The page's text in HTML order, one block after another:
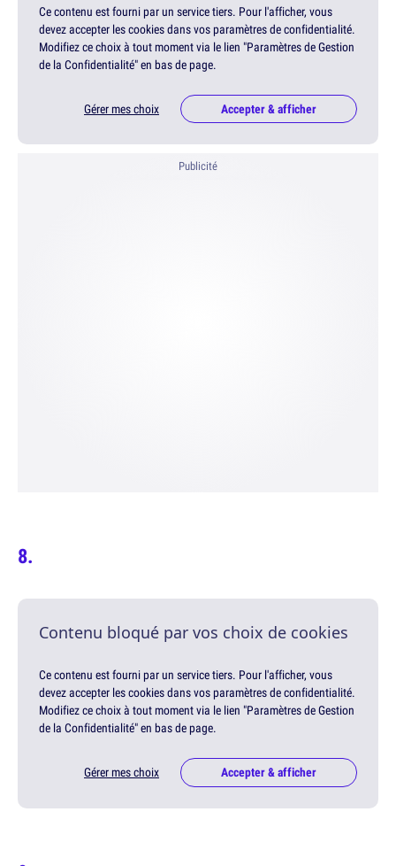
Ce contenu est fourni par un service tiers. Pour l'afficher, vous
devez accepter les cookies dans vos paramètres de confidentialité.
Modifiez ce choix à tout moment via le lien "Paramètres de Gestion
de la Confidentialité" en bas de page.
Gérer mes choix Accepter & afficher
Publicité
Contenu bloqué par vos choix de cookies
Ce contenu est fourni par un service tiers. Pour l'afficher, vous
devez accepter les cookies dans vos paramètres de confidentialité.
Modifiez ce choix à tout moment via le lien "Paramètres de Gestion
de la Confidentialité" en bas de page.
Gérer mes choix Accepter & afficher